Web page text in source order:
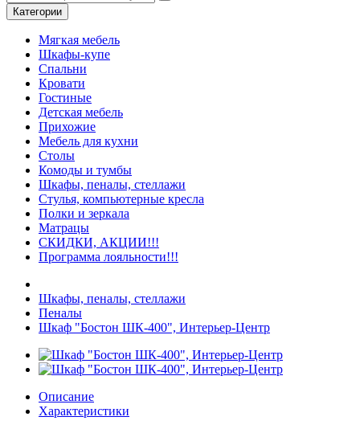
Категории
Мягкая мебель
Шкафы-купе
Спальни
Кровати
Гостиные
Детская мебель
Прихожие
Мебель для кухни
Столы
Комоды и тумбы
Шкафы, пеналы, стеллажи
Стулья, компьютерные кресла
Полки и зеркала
Матрацы
СКИДКИ, АКЦИИ!!!
Программа лояльности!!!
Шкафы, пеналы, стеллажи
Пеналы
Шкаф "Бостон ШК-400", Интерьер-Центр
Описание
Характеристики